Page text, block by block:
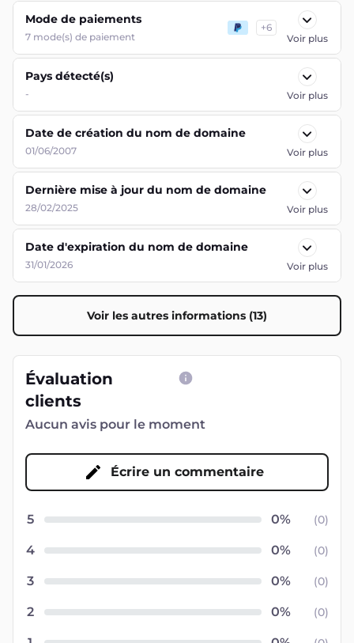
Mode de paiements
7 mode(s) de paiement
+6
Voir plus
Pays détecté(s)
- Voir plus
Date de création du nom de domaine
01/06/2007 Voir plus
Dernière mise à jour du nom de domaine
28/02/2025 Voir plus
Date d'expiration du nom de domaine
31/01/2026 Voir plus
Voir les autres informations (13)
Évaluation
clients
Aucun avis pour le moment
Écrire un commentaire
5 (0)
4 (0)
3 (0)
2 (0)